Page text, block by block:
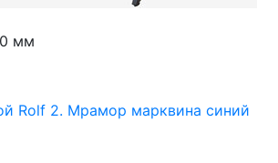
мм
Rolf 2. Мрамор марквина синий